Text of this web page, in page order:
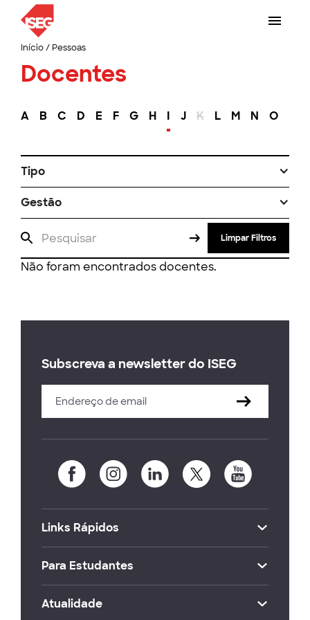
Início/ Pessoas
Docentes
A B C D E F G H I J K L M N O
Tipo
Gestão
Limpar Filtros
Não foram encontrados docentes.
Subscreva a newsletter do ISEG
Links Rápidos
Para Estudantes
Atualidade